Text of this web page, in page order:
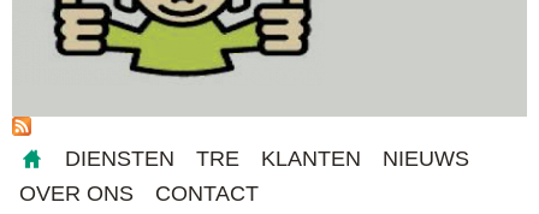
DIENSTEN TRE KLANTEN
NIEUWS
OVER ONS
CONTACT